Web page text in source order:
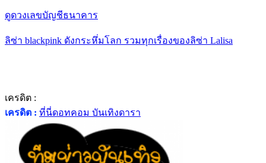
ดูดวงเลขบัญชีธนาคาร
ลิซ่า blackpink ดังกระหึ่มโลก รวมทุกเรื่องของลิซ่า Lalisa
เครดิต :
เครดิต : ที่นี่ดอทคอม บันเทิงดารา